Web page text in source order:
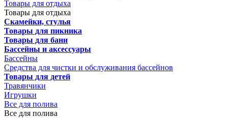
Товары для отдыха
Товары для отдыха
Скамейки, стулья
Товары для пикника
Товары для бани
Бассейны и аксессуары
Бассейны
Средства для чистки и обслуживания бассейнов
Товары для детей
Травянчики
Игрушки
Все для полива
Все для полива